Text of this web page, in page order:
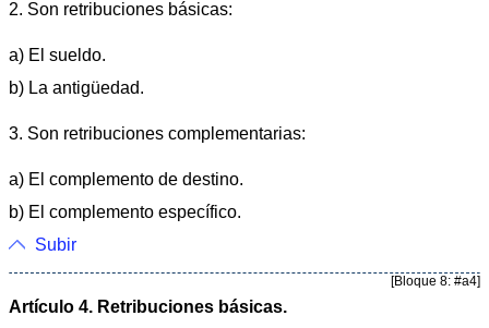
2. Son retribuciones básicas:
a) El sueldo.
b) La antigüedad.
3. Son retribuciones complementarias:
a) El complemento de destino.
b) El complemento específico.
Subir
[Bloque 8: #a4]
Artículo 4. Retribuciones básicas.